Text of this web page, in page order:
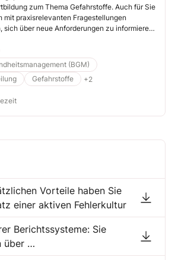
zum Thema Gefahrstoffe. Auch für Sie
mit praxisrelevanten Fragestellungen
sich über neue Anforderungen zu informieren
(BGM)
Gefahrstoffe +2
Vorteile haben Sie
einer aktiven Fehlerkultur
Berichtssysteme: Sie
über …